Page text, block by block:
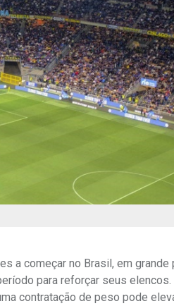
a começar no Brasil, em grande
para reforçar seus elencos.
contratação de peso pode